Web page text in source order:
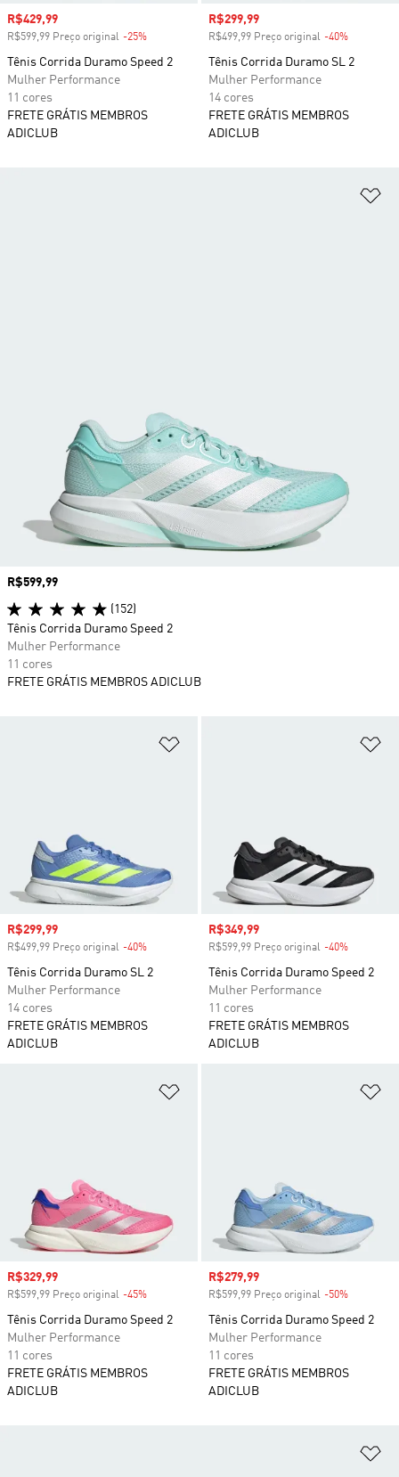
Preço com desconto
R$429,99
R$599,99 Preço original -25%
Tênis Corrida Duramo Speed 2
Mulher Performance
11 cores
FRETE GRÁTIS MEMBROS
ADICLUB
Preço com desconto
R$299,99
R$499,99 Preço original -40%
Tênis Corrida Duramo SL 2
Mulher Performance
14 cores
FRETE GRÁTIS MEMBROS
ADICLUB
Preço com desconto
R$299,99
R$499,99 Preço original -40%
Tênis Corrida Duramo SL 2
Mulher Performance
14 cores
FRETE GRÁTIS MEMBROS
ADICLUB
Preço com desconto
R$349,99
R$599,99 Preço original -40%
Tênis Corrida Duramo Speed 2
Mulher Performance
11 cores
FRETE GRÁTIS MEMBROS
ADICLUB
Preço com desconto
R$329,99
R$599,99 Preço original -45%
Tênis Corrida Duramo Speed 2
Mulher Performance
11 cores
FRETE GRÁTIS MEMBROS
ADICLUB
Preço com desconto
R$279,99
R$599,99 Preço original -50%
Tênis Corrida Duramo Speed 2
Mulher Performance
11 cores
FRETE GRÁTIS MEMBROS
ADICLUB
Preço
R$599,99
(152)
Tênis Corrida Duramo Speed 2
Mulher Performance
11 cores
FRETE GRÁTIS MEMBROS ADICLUB